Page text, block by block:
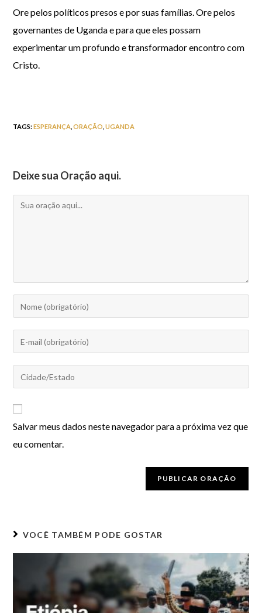
Ore pelos políticos presos e por suas famílias. Ore pelos
governantes de Uganda e para que eles possam
experimentar um profundo e transformador encontro com
Cristo.
TAGS:ESPERANÇA ORAÇÃO UGANDA
Deixe sua Oração aqui.
Salvar meus dados neste navegador para a próxima vez que
eu comentar.
VOCÊ TAMBÉM PODE GOSTAR